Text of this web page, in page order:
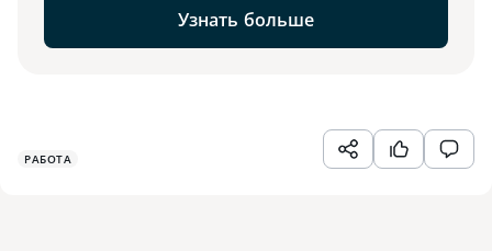
Узнать больше
РАБОТА